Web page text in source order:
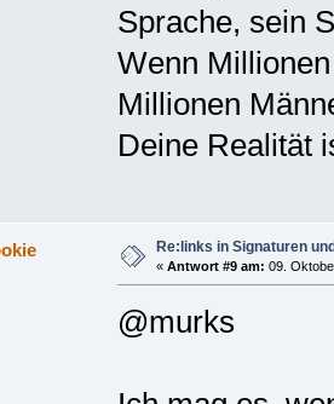
Sprache, sein
Wenn
Millionen
Deine Realität
Re:links in Signaturen
« Antwort #9 am: 09.
@murks